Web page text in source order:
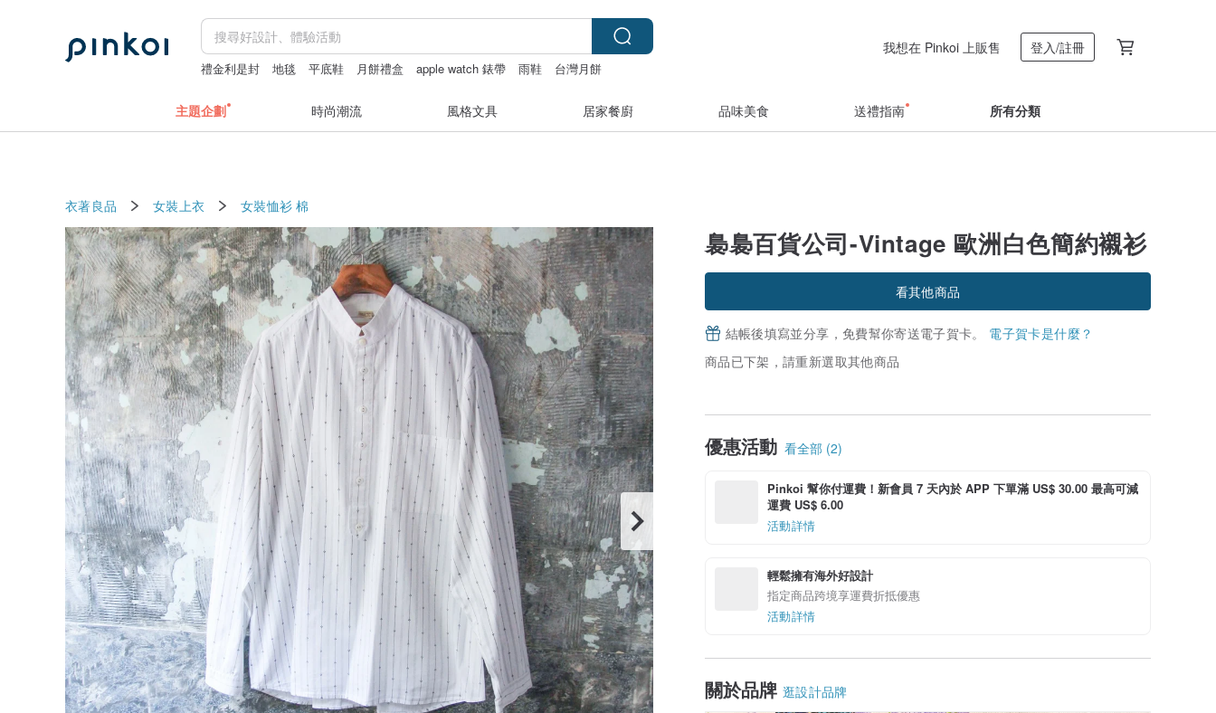
禮金利是封 地毯 平底鞋 月餅禮盒 apple watch 錶帶 雨鞋
台灣月餅
我想在 Pinkoi 上販售 登入/註冊
主題企劃 時尚潮流 風格文具 居家餐廚 品味美食 送禮指南 所有分類
衣著良品 女裝上衣 女裝恤衫 棉
裊裊百貨公司-Vintage 歐洲白色簡約襯衫
看其他商品
結帳後填寫並分享，免費幫你寄送電子賀卡。 電子賀卡是什麼？
商品已下架，請重新選取其他商品
優惠活動 看全部 (2)
Pinkoi 幫你付運費！新會員 7 天內於 APP 下單滿 US$ 30.00 最高可減
運費 US$ 6.00
活動詳情
輕鬆擁有海外好設計
指定商品跨境享運費折抵優惠
活動詳情
關於品牌 逛設計品牌